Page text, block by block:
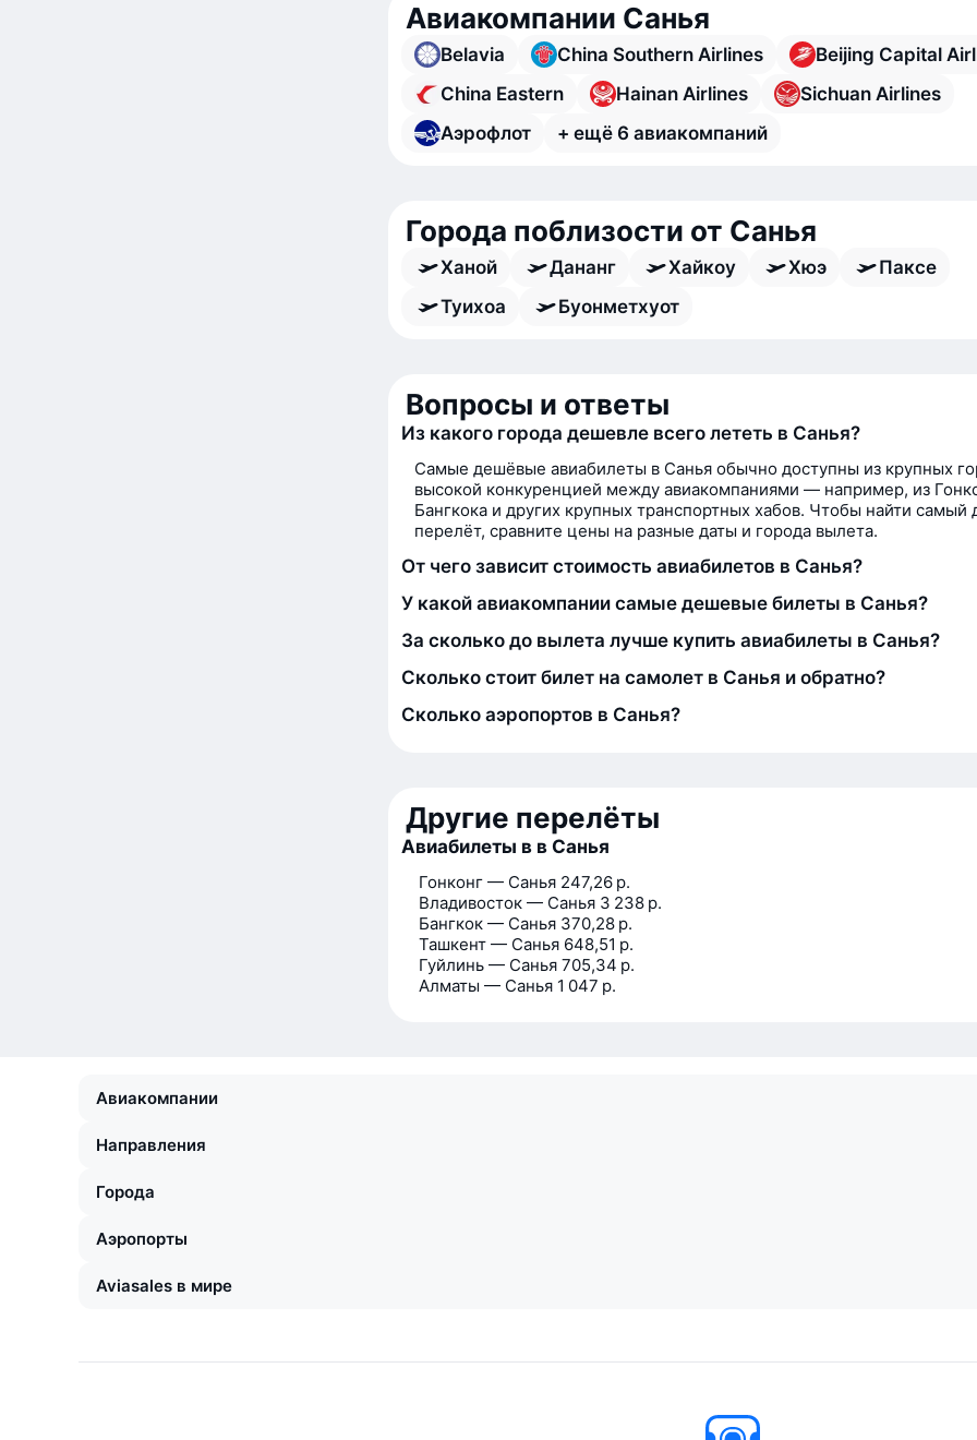
Авиакомпании Санья
Belavia China Southern Airlines
Beijing Capital
China Eastern
Hainan Airlines
Sichuan Airlines
Аэрофлот
+ ещё 6 авиакомпаний
Города поблизости от Санья
Ханой Дананг Хайкоу Хюэ
Паксе
Туихоа
Буонметхуот
Вопросы и ответы
Из какого города дешевле всего лететь в Санья?
Самые дешёвые авиабилеты в Санья обычно доступны из крупных
высокой конкуренцией между авиакомпаниями — например, из
Бангкока и других крупных транспортных хабов. Чтобы найти самый
перелёт, сравните цены на разные даты и города вылета.
От чего зависит стоимость авиабилетов в Санья?
У какой авиакомпании самые дешевые билеты в Санья?
За сколько до вылета лучше купить авиабилеты в Санья?
Сколько стоит билет на самолет в Санья и обратно?
Сколько аэропортов в Санья?
Другие перелёты
Авиабилеты в в Санья
Гонконг — Санья 247,26 р.
Владивосток — Санья 3 238 р.
Бангкок — Санья 370,28 р.
Ташкент — Санья 648,51 р.
Гуйлинь — Санья 705,34 р.
Алматы — Санья 1 047 р.
Авиакомпании
Направления
Города
Аэропорты
Aviasales в мире